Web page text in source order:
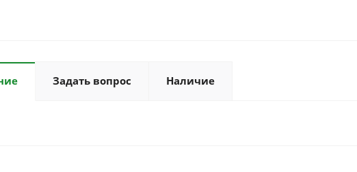
Задать вопрос Наличие